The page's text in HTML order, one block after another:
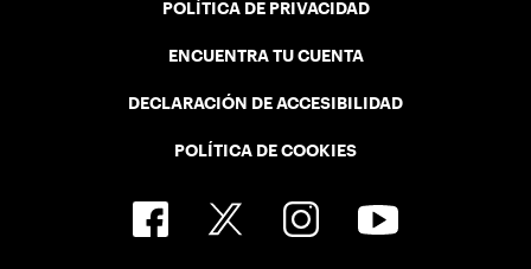
POLÍTICA DE PRIVACIDAD
ENCUENTRA TU CUENTA
DECLARACIÓN DE ACCESIBILIDAD
POLÍTICA DE COOKIES